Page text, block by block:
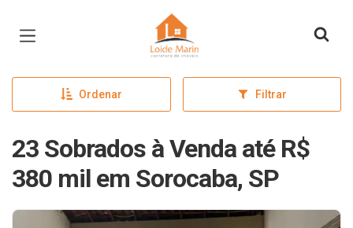
Página inicial
Ordenar Filtrar
23 Sobrados à Venda até R$
380 mil em Sorocaba, SP